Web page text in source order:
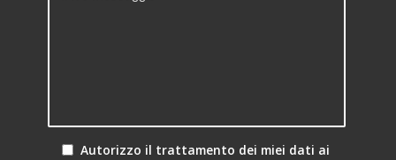
Autorizzo il trattamento dei miei dati ai